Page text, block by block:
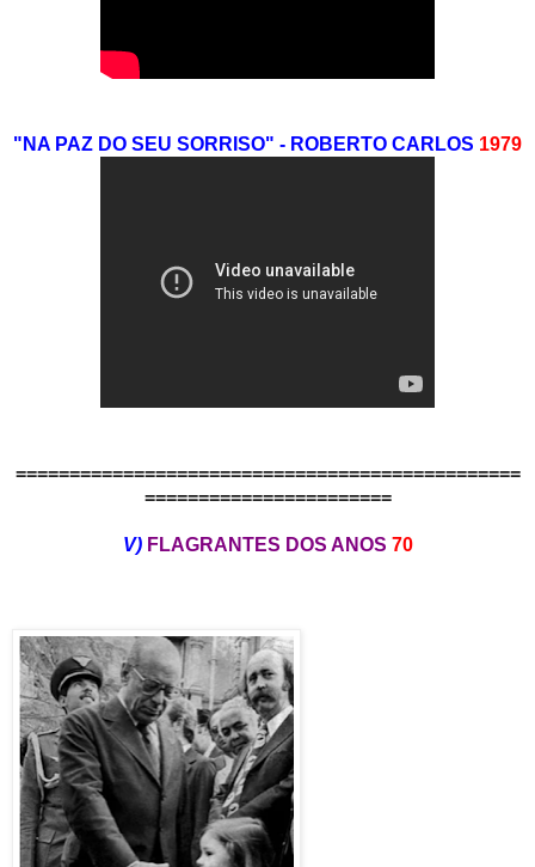
"NA PAZ DO SEU SORRISO" - ROBERTO CARLOS 1979
===============================================
=======================
V) FLAGRANTES DOS ANOS 70